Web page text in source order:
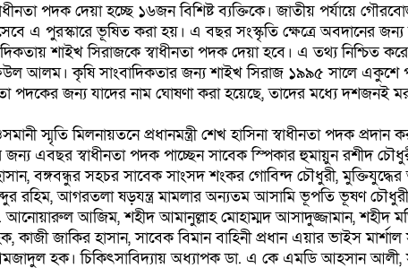
পদক দেয়া হচ্ছে ১৬জন বিশিষ্ট ব্যক্তিকে। জাতীয় পর্যায়ে
এ পুরস্কারে ভূষিত করা হয়। এ বছর সংস্কৃতি ক্ষেত্রে অবদানের জন্য
শাইখ সিরাজকে স্বাধীনতা পদক দেয়া হবে। এ তথ্য নিশ্চিত
আলম। কৃষি সাংবাদিকতার জন্য শাইখ সিরাজ ১৯৯৫ সালে
পদকের জন্য যাদের নাম ঘোষণা করা হয়েছে, তাদের মধ্যে দশজনই
স্মৃতি মিলনায়তনে প্রধানমন্ত্রী শেখ হাসিনা স্বাধীনতা পদক প্রদান
জন্য এবছর স্বাধীনতা পদক পাচ্ছেন সাবেক স্পিকার হুমায়ুন রশীদ
বঙ্গবন্ধুর সহচর সাবেক সাংসদ শংকর গোবিন্দ চৌধুরী,
রহিম, আগরতলা ষড়যন্ত্র মামলার অন্যতম আসামি ভূপতি ভূষণ
আনোয়ারুল আজিম, শহীদ আমানুল্লাহ মোহাম্মদ আসাদুজ্জামান, শহীদ
কাজী জাকির হাসান, সাবেক বিমান বাহিনী প্রধান এয়ার ভাইস
হক। চিকিৎসাবিদ্যায় অধ্যাপক ডা. এ কে এমডি আহসান আলী,